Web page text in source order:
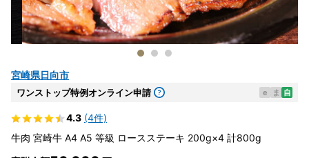
宮崎県日向市
ワンストップ特例オンライン申請 e ま 自
4.3 (4件)
牛肉 宮崎牛 A4 A5 等級 ロースステーキ 200g×4 計800g